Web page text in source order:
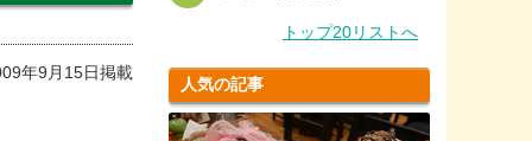
年9月15日掲載
トップ20リストへ
人気の記事